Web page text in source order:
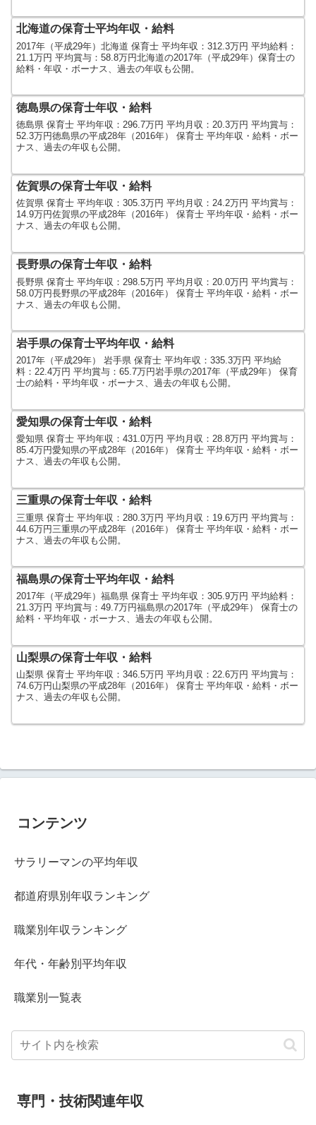
北海道の保育士平均年収・給料
2017年（平成29年）北海道 保育士 平均年収：312.3万円 平均給料：
21.1万円 平均賞与：58.8万円北海道の2017年（平成29年）保育士の
給料・年収・ボーナス、過去の年収も公開。
徳島県の保育士年収・給料
徳島県 保育士 平均年収：296.7万円 平均月収：20.3万円 平均賞与：
52.3万円徳島県の平成28年（2016年） 保育士 平均年収・給料・ボー
ナス、過去の年収も公開。
佐賀県の保育士年収・給料
佐賀県 保育士 平均年収：305.3万円 平均月収：24.2万円 平均賞与：
14.9万円佐賀県の平成28年（2016年） 保育士 平均年収・給料・ボー
ナス、過去の年収も公開。
長野県の保育士年収・給料
長野県 保育士 平均年収：298.5万円 平均月収：20.0万円 平均賞与：
58.0万円長野県の平成28年（2016年） 保育士 平均年収・給料・ボー
ナス、過去の年収も公開。
岩手県の保育士平均年収・給料
2017年（平成29年） 岩手県 保育士 平均年収：335.3万円 平均給
料：22.4万円 平均賞与：65.7万円岩手県の2017年（平成29年） 保育
士の給料・平均年収・ボーナス、過去の年収も公開。
愛知県の保育士年収・給料
愛知県 保育士 平均年収：431.0万円 平均月収：28.8万円 平均賞与：
85.4万円愛知県の平成28年（2016年） 保育士 平均年収・給料・ボー
ナス、過去の年収も公開。
三重県の保育士年収・給料
三重県 保育士 平均年収：280.3万円 平均月収：19.6万円 平均賞与：
44.6万円三重県の平成28年（2016年） 保育士 平均年収・給料・ボー
ナス、過去の年収も公開。
福島県の保育士平均年収・給料
2017年（平成29年）福島県 保育士 平均年収：305.9万円 平均給料：
21.3万円 平均賞与：49.7万円福島県の2017年（平成29年） 保育士の
給料・平均年収・ボーナス、過去の年収も公開。
山梨県の保育士年収・給料
山梨県 保育士 平均年収：346.5万円 平均月収：22.6万円 平均賞与：
74.6万円山梨県の平成28年（2016年） 保育士 平均年収・給料・ボー
ナス、過去の年収も公開。
コンテンツ
サラリーマンの平均年収
都道府県別年収ランキング
職業別年収ランキング
年代・年齢別平均年収
職業別一覧表
専門・技術関連年収